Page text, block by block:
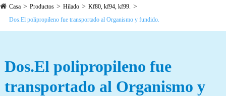
Casa Productos Hilado
Kf80, kf94, kf99.
Dos.El polipropileno fue transportado al Organismo y fundido.
Dos.El polipropileno fue
transportado al Organismo y